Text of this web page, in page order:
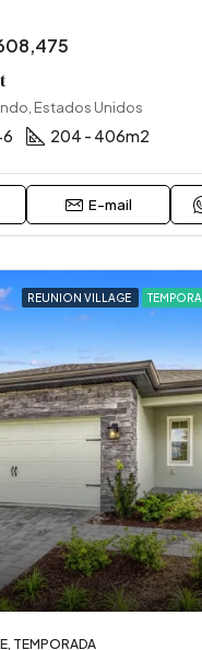
Estados Unidos
204 - 406m2
E-mail
REUNION VILLAGE
TEMPORADA